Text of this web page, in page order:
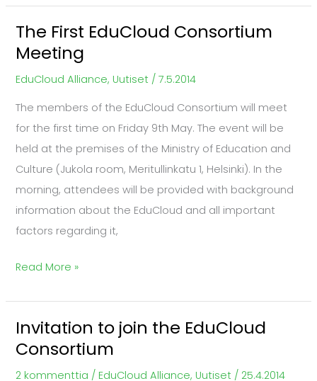
The First EduCloud Consortium
Meeting
EduCloud Alliance, Uutiset /7.5.2014
The members of the EduCloud Consortium will meet
for the first time on Friday 9th May. The event will be
held at the premises of the Ministry of Education and
Culture (Jukola room, Meritullinkatu 1, Helsinki). In the
morning, attendees will be provided with background
information about the EduCloud and all important
factors regarding it,
The
First
EduCloud
Meeting
Read More »
Invitation to join the EduCloud
Consortium
2 kommenttia / EduCloud Alliance, Uutiset / 25.4.2014
Invitation
to
join